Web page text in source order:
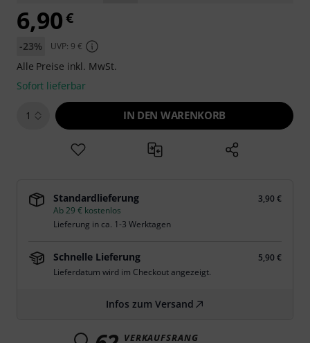
6,90€
-23% UVP: 9 €
Alle Preise inkl. MwSt.
Sofort lieferbar
1 IN DEN WARENKORB
Standardlieferung
3,90 €
Ab 29 € kostenlos
Lieferung in ca. 1-3 Werktagen
Schnelle Lieferung
5,90 €
Lieferdatum wird im Checkout angezeigt.
Infos zum Versand
VERKAUFSRANG